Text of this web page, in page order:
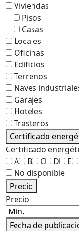
Viviendas
Pisos
Casas
Locales
Oficinas
Edificios
Terrenos
Naves
Garajes
Hoteles
Trasteros
Certificado
Certificado
A
B C D E
No disponible
Precio
Precio
Fecha de